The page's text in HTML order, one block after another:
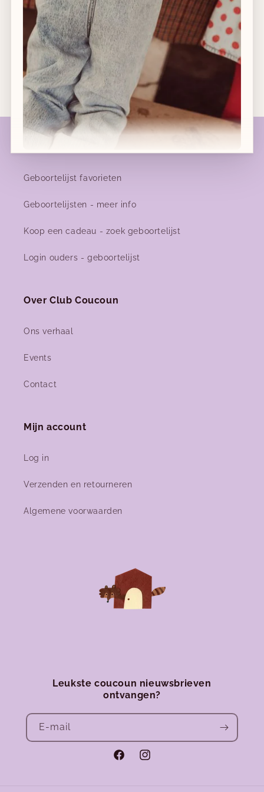
Afhalen in winkel mogelijk
14 dagen retourrecht
Gratis verzending vanaf €120 in België
Geboortelijst favorieten
Geboortelijsten - meer info
Koop een cadeau - zoek geboortelijst
Login ouders - geboortelijst
Over Club Coucoun
Ons verhaal
Events
Contact
Mijn account
Log in
Verzenden en retourneren
Algemene voorwaarden
Leukste coucoun nieuwsbrieven
ontvangen?
E‑mail
FacebookInstagram
Nieuwe collecties!
Nieuwe herfst-winter collecties in ons clubje &
Facebook